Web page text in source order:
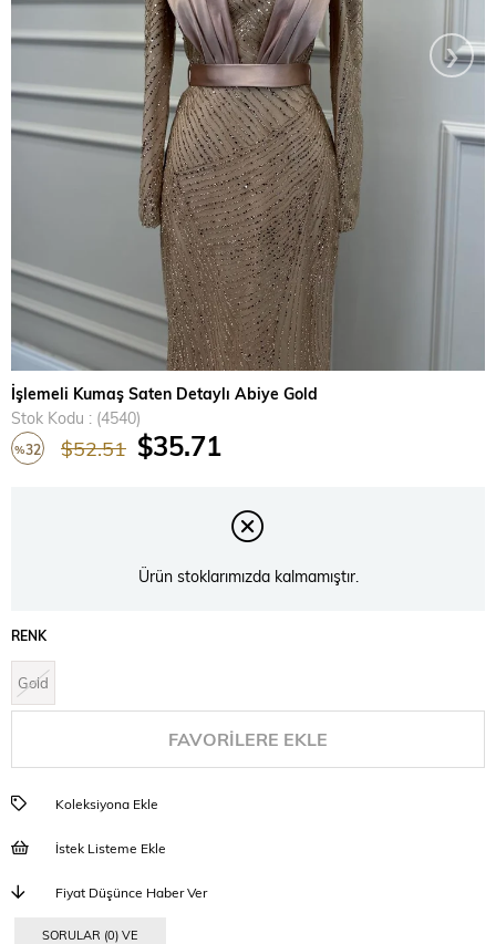
›
İşlemeli Kumaş Saten Detaylı Abiye Gold
Stok Kodu
(4540)
%32 $52.51 $35.71
Ürün stoklarımızda kalmamıştır.
RENK
Gold
FAVORILERE EKLE
Koleksiyona Ekle
İstek Listeme Ekle
Fiyat Düşünce Haber Ver
SORULAR (0) VE